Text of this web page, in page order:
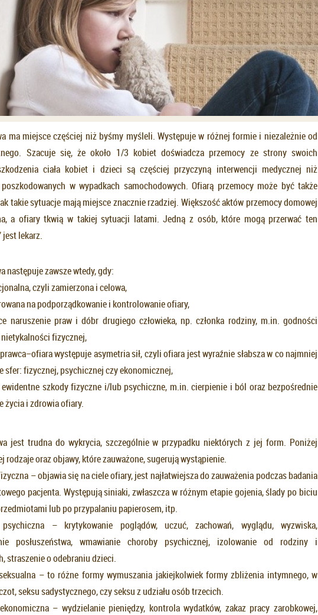
ma miejsce częściej niż byśmy myśleli. Występuje w różnej formie i niezależnie od
Szacuje się, że około 1/3 kobiet doświadcza przemocy ze strony swoich
ciała kobiet i dzieci są częściej przyczyną interwencji medycznej niż
w wypadkach samochodowych. Ofiarą przemocy może być także
takie sytuacje mają miejsce znacznie rzadziej. Większość aktów przemocy domowej
a ofiary tkwią w takiej sytuacji latami. Jedną z osób, które mogą przerwać ten
jest lekarz.
następuje zawsze wtedy, gdy:
czyli zamierzona i celowa,
na podporządkowanie i kontrolowanie ofiary,
naruszenie praw i dóbr drugiego człowieka, np. członka rodziny, m.in. godności
fizycznej,
występuje asymetria sił, czyli ofiara jest wyraźnie słabsza w co najmniej
sfer: fizycznej, psychicznej czy ekonomicznej,
szkody fizyczne i/lub psychiczne, m.in. cierpienie i ból oraz bezpośrednie
życia i zdrowia ofiary.
jest trudna do wykrycia, szczególnie w przypadku niektórych z jej form. Poniżej
rodzaje oraz objawy, które zauważone, sugerują wystąpienie.
– objawia się na ciele ofiary, jest najłatwiejsza do zauważenia podczas badania
pacjenta. Występują siniaki, zwłaszcza w różnym etapie gojenia, ślady po biciu
lub po przypalaniu papierosem, itp.
psychiczna – krytykowanie poglądów, uczuć, zachowań, wyglądu, wyzwiska,
posłuszeństwa, wmawianie choroby psychicznej, izolowanie od rodziny i
straszenie o odebraniu dzieci.
– to różne formy wymuszania jakiejkolwiek formy zbliżenia intymnego, w
seksu sadystycznego, czy seksu z udziału osób trzecich.
– wydzielanie pieniędzy, kontrola wydatków, zakaz pracy zarobkowej,